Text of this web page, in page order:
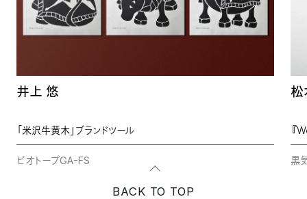
「米沢牛黄木」ブランドツール
井上 悠
ビオトープGA-FS 黒
BACK TO TOP